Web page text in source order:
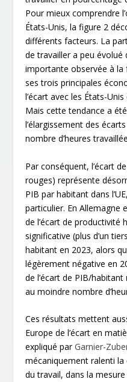
Pour mieux comprendre
États-Unis, la figure 2
différents facteurs. La
de travailler a peu évolué
importante observée à la
ses trois principales
l’écart avec les États-
Mais cette tendance a
l’élargissement des
nombre d’heures
Par conséquent, l’écart
rouges) représente
PIB par habitant dans
particulier. En Allemagne
de l’écart de productivité
significative (plus d’un
habitant en 2023, alors
légèrement négative en
de l’écart de PIB/
au moindre nombre
Ces résultats mettent
Europe de l’écart en
expliqué parGarnier-
mécaniquement ralenti
du travail, dans la